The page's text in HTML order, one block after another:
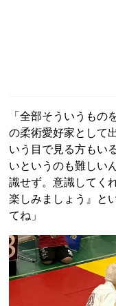
「全部そういうもの
の柔術愛好家として
いう目で見る方もい
いというのも難しい
識せず。意識してく
楽しみましょう』と
てね」